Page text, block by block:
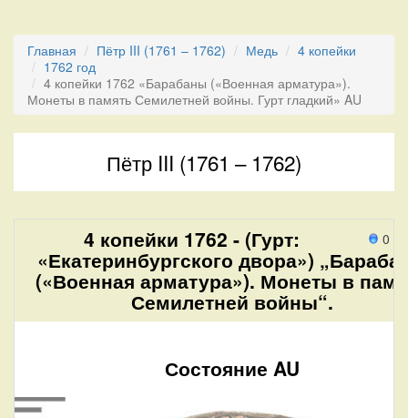
Главная Пётр III (1761 – 1762) Медь
4 копейки
1762 год
4 копейки 1762 «Барабаны («Военная арматура»).
Монеты в память Семилетней войны. Гурт гладкий» AU
Пётр III (1761 – 1762)
0
4 копейки 1762 - (Гурт:
«Екатеринбургского двора»)
(«Военная арматура»). Монеты в
Семилетней войны“.
Состояние AU